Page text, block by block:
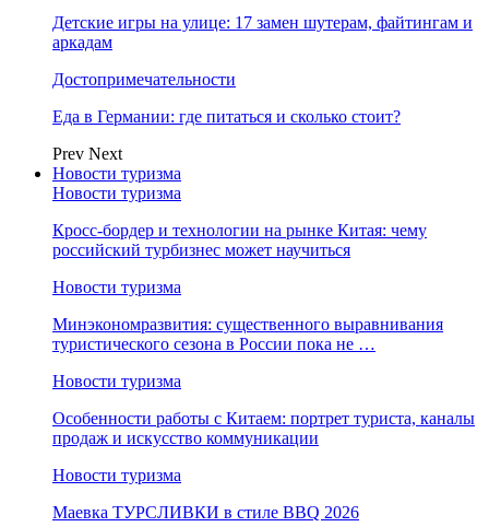
Детские игры на улице: 17 замен шутерам, файтингам и
аркадам
Достопримечательности
Еда в Германии: где питаться и сколько стоит?
Prev Next
Новости туризма
Новости туризма
Кросс-бордер и технологии на рынке Китая: чему
российский турбизнес может научиться
Новости туризма
Минэкономразвития: существенного выравнивания
туристического сезона в России пока не …
Новости туризма
Особенности работы с Китаем: портрет туриста, каналы
продаж и искусство коммуникации
Новости туризма
Маевка ТУРСЛИВКИ в стиле BBQ 2026